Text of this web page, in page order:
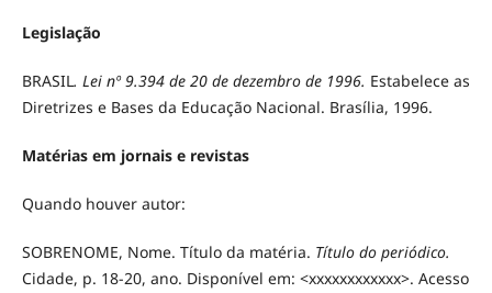
Legislação
BRASIL. Lei nº 9.394 de 20 de dezembro de 1996. Estabelece as
Diretrizes e Bases da Educação Nacional. Brasília, 1996.
Matérias em jornais e revistas
Quando houver autor:
SOBRENOME, Nome. Título da matéria. Título do periódico.
Cidade, p. 18-20, ano. Disponível em: <xxxxxxxxxxxx>. Acesso